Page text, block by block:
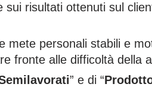
sui risultati ottenuti sul
mete personali stabili e
fronte alle difficoltà della
” e di “